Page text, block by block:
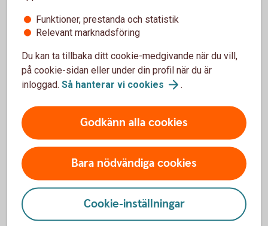
Two kids walking to soccer practice
Ditt sparande gör skillnad
Ditt sparande i Humanfonden bidrar till att ideella
organisationer kan göra verklig skillnad i sitt arbete. Varje år
sammanställs spararnas bidrag och delas ut till de ideella
organisationerna som fonden stödjer. Resultatet
uppmärksammas i samband med Hjärtedagen.
Funktioner, prestanda och statistik
Relevant marknadsföring
Du kan ta tillbaka ditt cookie-medgivande när du vill,
på cookie-sidan eller under din profil när du är
inloggad. Så hanterar vi cookies .
Godkänn alla cookies
Bara nödvändiga cookies
Cookie-inställningar